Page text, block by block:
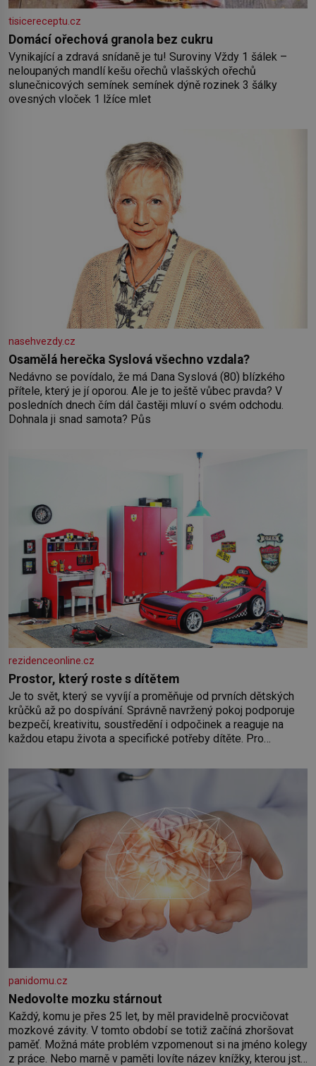
tisicereceptu.cz
Domácí ořechová granola bez cukru
Vynikající a zdravá snídaně je tu! Suroviny Vždy 1 šálek –
neloupaných mandlí kešu ořechů vlašských ořechů
slunečnicových semínek semínek dýně rozinek 3 šálky
ovesných vloček 1 lžíce mlet
nasehvezdy.cz
Osamělá herečka Syslová všechno vzdala?
Nedávno se povídalo, že má Dana Syslová (80) blízkého
přítele, který je jí oporou. Ale je to ještě vůbec pravda? V
posledních dnech čím dál častěji mluví o svém odchodu.
Dohnala ji snad samota? Půs
rezidenceonline.cz
Prostor, který roste s dítětem
Je to svět, který se vyvíjí a proměňuje od prvních dětských
krůčků až po dospívání. Správně navržený pokoj podporuje
bezpečí, kreativitu, soustředění i odpočinek a reaguje na
každou etapu života a specifické potřeby dítěte. Pro
by pokoj miminka měl působit především klidně a útulně.
Předškolní věk je
panidomu.cz
Nedovolte mozku stárnout
Každý, komu je přes 25 let, by měl pravidelně procvičovat
mozkové závity. V tomto období se totiž začíná zhoršovat
paměť. Možná máte problém vzpomenout si na jméno kolegy
z práce. Nebo marně v paměti lovíte název knížky, kterou jste